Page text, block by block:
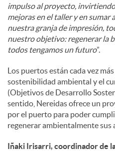
impulso al proyecto,
mejoras en el taller y en sumar
nuestra granja de impresión,
nuestro objetivo: regenerar la
todos tengamos un futuro”.
Los puertos están cada vez
sostenibilidad ambiental y el
(Objetivos de Desarrollo
sentido, Nereidas ofrece un
por el puerto para poder
regenerar ambientalmente sus
Iñaki Irisarri, coordinador de